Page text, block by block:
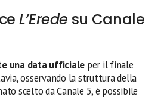
L’Erede su Canale
una data ufficiale per il finale
osservando la struttura della
scelto da Canale 5, è possibile